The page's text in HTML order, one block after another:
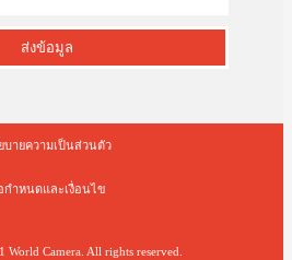
ส่งข้อมูล
Camera. All rights reserved.
บายความเป็นส่วนตัว
กำหนดและเงื่อนไข